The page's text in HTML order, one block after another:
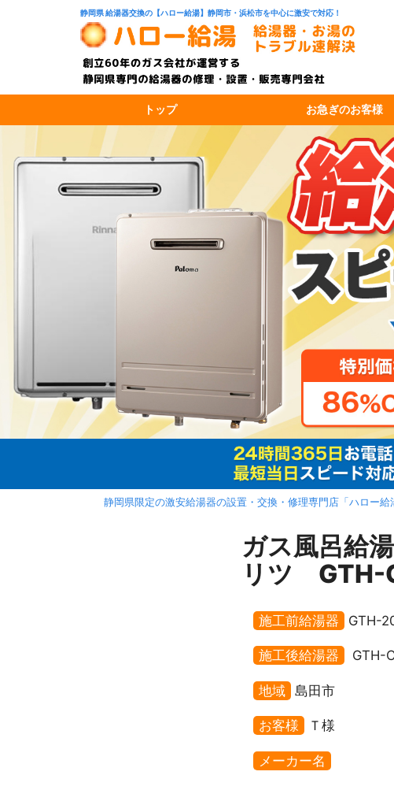
静岡県 給湯器交換の【ハロー給湯】静岡市・浜松市を中心に激安で対応！
トップ お急ぎのお客様
静岡県限定の激安給湯器の設置・交換・修理専門店「ハロー給
ガス風呂給
リツ GTH-
施工前給湯器 GTH-
施工後給湯器 GTH-
地域 島田市
お客様 Ｔ様
メーカー名